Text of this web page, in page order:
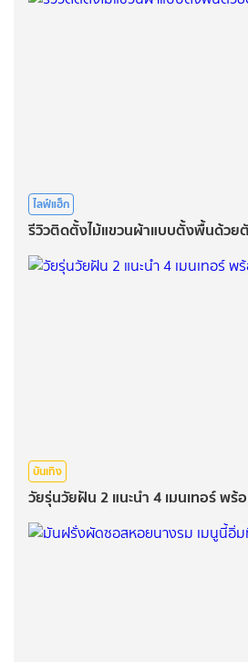
ไลฟ์แฮ็ก
รีวิวติดตั้งไม้แขวนผ้าแบบตั้งพื้นด้วย
บันเทิง
วัยรุ่นวัยฝัน 2 แนะนำ 4 เมนเทอร์ พร้